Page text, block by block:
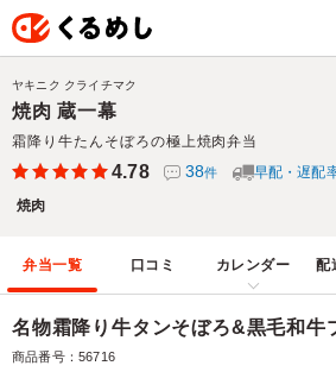
焼肉 蔵一幕
霜降り牛たんそぼろの極上焼肉弁当
ヤキニク クライチマク
4.78 38件 早配・遅配
焼肉
弁当一覧 口コミ カレンダー 配
名物霜降り牛タンそぼろ&黒毛和牛
商品番号：56716